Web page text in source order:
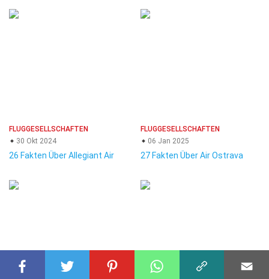
FLUGGESELLSCHAFTEN
30 Okt 2024
26 Fakten Über Allegiant Air
FLUGGESELLSCHAFTEN
06 Jan 2025
27 Fakten Über Air Ostrava